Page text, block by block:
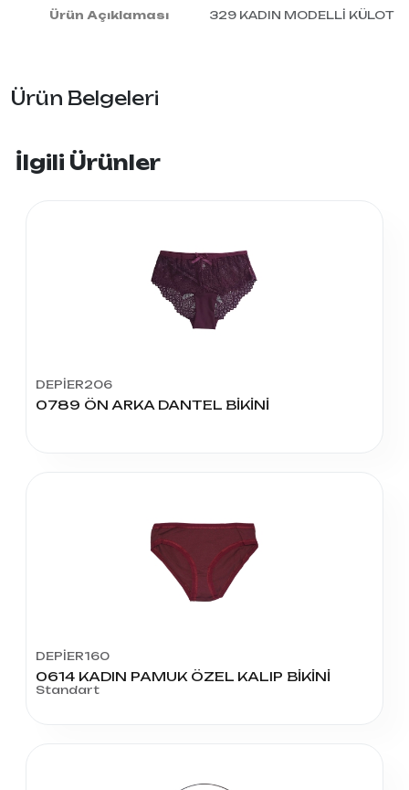
Ürün Açıklaması 329 KADIN MODELLİ KÜLOT
Ürün Belgeleri
İlgili Ürünler
DEPİER206
0789 ÖN ARKA DANTEL BİKİNİ
DEPİER160
0614 KADIN PAMUK ÖZEL KALIP BİKİNİ
Standart